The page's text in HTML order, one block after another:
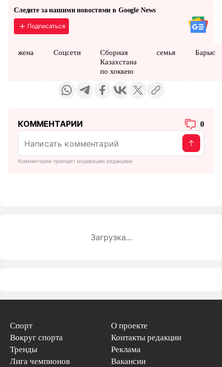
Следите за нашими новостями в Google News
Подписаться
жена Соцсети
Сборная
Казахстана
по хоккею
семья Барыс
КОММЕНТАРИИ 0
Комментарии проходят модерацию редакцией
Загрузка...
Спорт
Вокруг спорта
Тренды
Лига чемпионов
О проекте
Контакты редакции
Реклама
Вакансии